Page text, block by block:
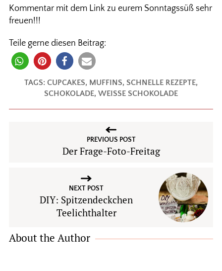
Kommentar mit dem Link zu eurem Sonntagssüß sehr
freuen!!!
Teile gerne diesen Beitrag:
TAGS: CUPCAKES, MUFFINS, SCHNELLE REZEPTE,
SCHOKOLADE, WEISSE SCHOKOLADE
PREVIOUS POST
Der Frage-Foto-Freitag
NEXT POST
DIY: Spitzendeckchen
Teelichthalter
About the Author